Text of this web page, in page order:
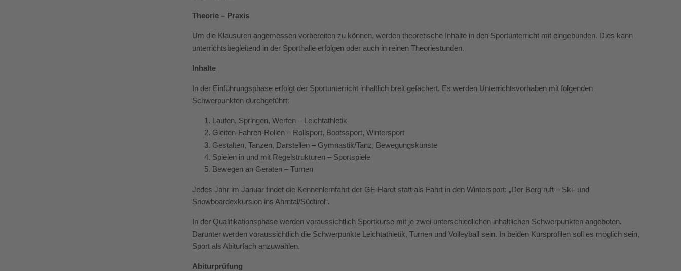
Theorie – Praxis
Um die Klausuren angemessen vorbereiten zu können, werden theoretische Inhalte in den Sportunterricht mit eingebunden. Dies kann
unterrichtsbegleitend in der Sporthalle erfolgen oder auch in reinen Theoriestunden.
Inhalte
In der Einführungsphase erfolgt der Sportunterricht inhaltlich breit gefächert. Es werden Unterrichtsvorhaben mit folgenden
Schwerpunkten durchgeführt:
Laufen, Springen, Werfen – Leichtathletik
Gleiten-Fahren-Rollen – Rollsport, Bootssport, Wintersport
Gestalten, Tanzen, Darstellen – Gymnastik/Tanz, Bewegungskünste
Spielen in und mit Regelstrukturen – Sportspiele
Bewegen an Geräten – Turnen
Jedes Jahr im Januar findet die Kennenlernfahrt der GE Hardt statt als Fahrt in den Wintersport: „Der Berg ruft – Ski- und
Snowboardexkursion ins Ahrntal/Südtirol“.
In der Qualifikationsphase werden voraussichtlich Sportkurse mit je zwei unterschiedlichen inhaltlichen Schwerpunkten angeboten.
Darunter werden voraussichtlich die Schwerpunkte Leichtathletik, Turnen und Volleyball sein. In beiden Kursprofilen soll es möglich sein,
Sport als Abiturfach anzuwählen.
Abiturprüfung